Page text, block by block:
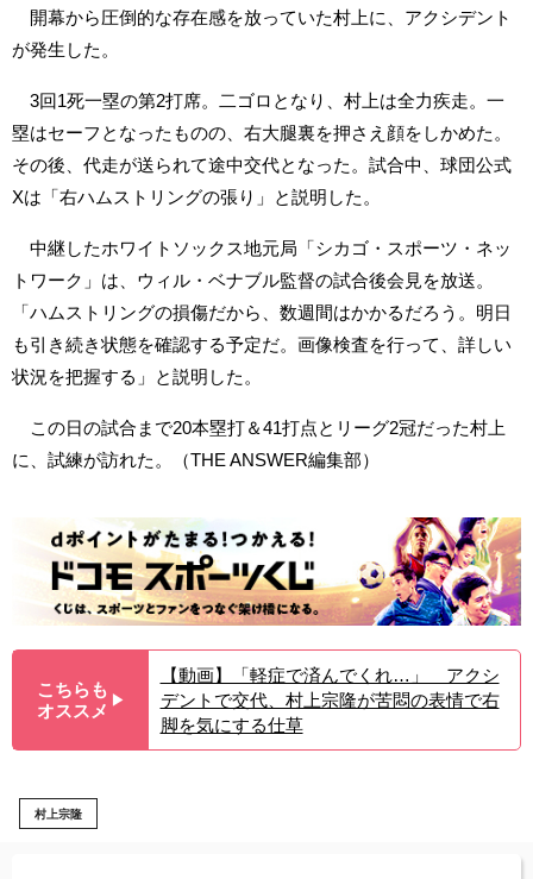
開幕から圧倒的な存在感を放っていた村上に、アクシデント
が発生した。
3回1死一塁の第2打席。二ゴロとなり、村上は全力疾走。一
塁はセーフとなったものの、右大腿裏を押さえ顔をしかめた。
その後、代走が送られて途中交代となった。試合中、球団公式
Xは「右ハムストリングの張り」と説明した。
中継したホワイトソックス地元局「シカゴ・スポーツ・ネッ
トワーク」は、ウィル・ベナブル監督の試合後会見を放送。
「ハムストリングの損傷だから、数週間はかかるだろう。明日
も引き続き状態を確認する予定だ。画像検査を行って、詳しい
状況を把握する」と説明した。
この日の試合まで20本塁打＆41打点とリーグ2冠だった村上
に、試練が訪れた。（THE ANSWER編集部）
こちらも
オススメ ▶︎
【動画】「軽症で済んでくれ…」 アクシ
デントで交代、村上宗隆が苦悶の表情で右
脚を気にする仕草
村上宗隆